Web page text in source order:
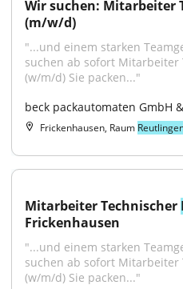
Wir suchen: Mitarbeiter
(m/w/d)
"...und einem starken
suchen ab sofort Mitarbeiter
(w/m/d) Sie packen..."
beck packautomaten GmbH
Frickenhausen, Raum
Mitarbeiter Technischer
Frickenhausen
"...und einem starken
suchen ab sofort Mitarbeiter
(w/m/d) Sie packen..."